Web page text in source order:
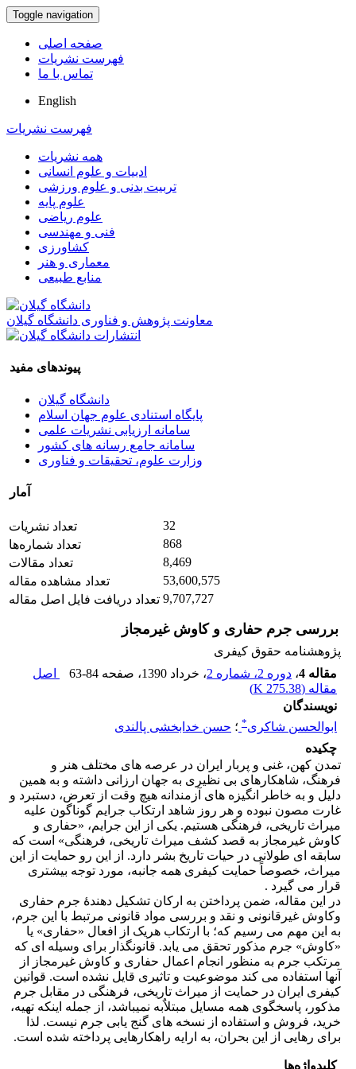
Toggle navigation
صفحه اصلی
فهرست نشریات
تماس با ما
English
فهرست نشریات
همه نشریات
ادبیات و علوم انسانی
تربیت بدنی و علوم ورزشی
علوم پایه
علوم ریاضی
فنی و مهندسی
کشاورزی
معماری و هنر
منابع طبیعی
معاونت پژوهش و فناوری دانشگاه گیلان
پیوندهای مفید
دانشگاه گیلان
پایگاه استنادی علوم جهان اسلام
سامانه ارزیابی نشریات علمی
سامانه جامع رسانه های کشور
وزارت علوم، تحقیقات و فناوری
آمار
تعداد نشریات
32
تعداد شماره‌ها
868
تعداد مقالات
8,469
تعداد مشاهده مقاله
53,600,575
تعداد دریافت فایل اصل مقاله 9,707,727
بررسی جرم حفاری و کاوش غیرمجاز
پژوهشنامه حقوق کیفری
مقاله 4
، دوره 2، شماره 2 ، خرداد 1390 ، صفحه 63-84
اصل
مقاله (275.38 K
)
نویسندگان
ابوالحسن شاکری* ؛ حسن خدابخشی پالندی
چکیده
تمدن کهن، غنی و پربار ایران در عرصه های مختلف هنر و
فرهنگ، شاهکارهای بی نظیری به جهان ارزانی داشته و به همین
دلیل و به خاطر انگیزه های آزمندانه هیچ وقت از تعرض، دستبرد و
غارت مصون نبوده و هر روز شاهد ارتکاب جرایم گوناگون علیه
میراث تاریخی، فرهنگی هستیم. یکی از این جرایم، «حفاری و
کاوش غیرمجاز به قصد کشف میراث تاریخی، فرهنگی» است که
سابقه ای طولانی در حیات تاریخ بشر دارد. از این رو حمایت از این
میراث، خصوصاً حمایت کیفری همه جانبه، مورد توجه بیشتری
قرار می گیرد .
در این مقاله، ضمن پرداختن به ارکان تشکیل دهندۀ جرم حفاری
وکاوش غیرقانونی و نقد و بررسی مواد قانونی مرتبط با این جرم،
به این مهم می رسیم که؛ با ارتکاب هریک از افعال «حفاری» یا
«کاوش» جرم مذکور تحقق می یابد. قانونگذار برای وسیله ای که
مرتکب جرم به منظور انجام اعمال حفاری و کاوش غیرمجاز از
آنها استفاده می کند موضوعیت و تاثیری قایل نشده است. قوانین
کیفری ایران در حمایت از میراث تاریخی، فرهنگی در مقابل جرم
مذکور، پاسخگوی همه مسایل مبتلاٌبه نمیباشد، از جمله اینکه تهیه،
خرید، فروش و استفاده از نسخه های گنج یابی جرم نیست. لذا
برای رهایی از این بحران، به ارایه راهکارهایی پرداخته شده است.
کلیدواژه‌ها